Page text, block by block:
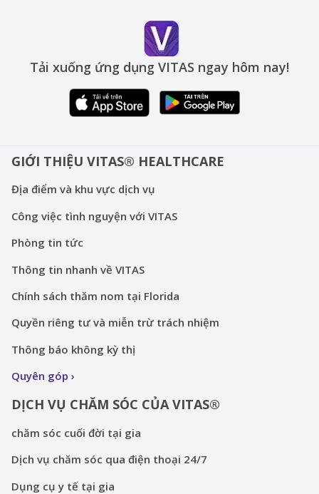
Tải xuống ứng dụng VITAS ngay hôm nay!
GIỚI THIỆU VITAS® HEALTHCARE
Địa điểm và khu vực dịch vụ
Công việc tình nguyện với VITAS
Phòng tin tức
Thông tin nhanh về VITAS
Chính sách thăm nom tại Florida
Quyền riêng tư và miễn trừ trách nhiệm
Thông báo không kỳ thị
Quyên góp
DỊCH VỤ CHĂM SÓC CỦA VITAS®
chăm sóc cuối đời tại gia
Dịch vụ chăm sóc qua điện thoại 24/7
Dụng cụ y tế tại gia